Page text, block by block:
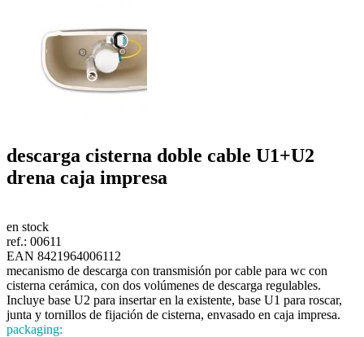
descarga cisterna doble cable U1+U2
drena caja impresa
en stock
ref.: 00611
EAN 8421964006112
mecanismo de descarga con transmisión por cable para wc con
cisterna cerámica, con dos volúmenes de descarga regulables.
Incluye base U2 para insertar en la existente, base U1 para roscar,
junta y tornillos de fijación de cisterna, envasado en caja impresa.
packaging: